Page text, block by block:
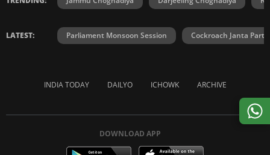
LATEST: Parliament Monsoon Session Cockroach Janta
INDIA TODAY DAILYO ICHOWK ARCHIVE
DOWNLOAD APP